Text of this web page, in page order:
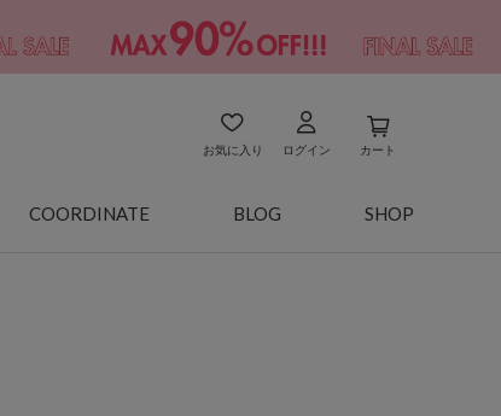
お気に入り ログイン カート
COORDINATE BLOG SHOP